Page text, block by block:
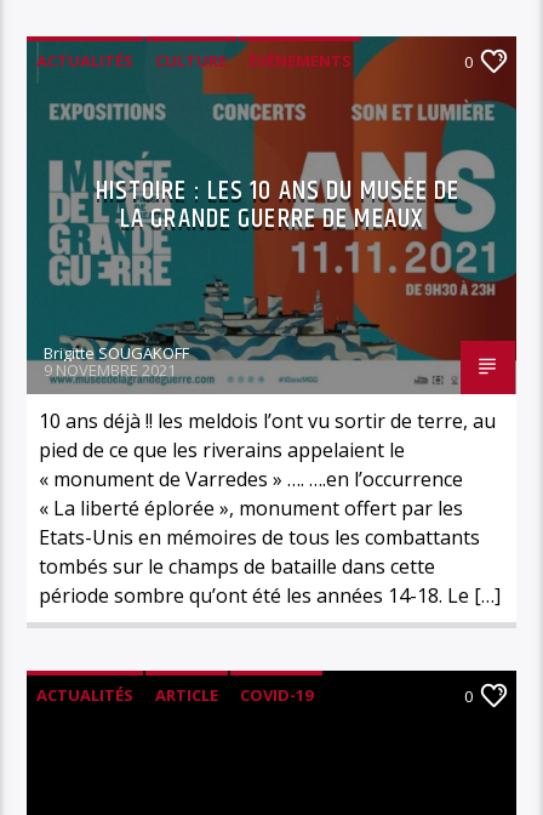
ACTUALITÉS CULTURE
ÉVÉNEMENTS
HISTOIRE
LOISIRS
MUSÉE DE LA GRANDE GUERRE
SPECTACLE,
0
HISTOIRE : LES 10 ANS DU MUSÉE DE
LA GRANDE GUERRE DE MEAUX
Brigitte SOUGAKOFF
9 NOVEMBRE 2021
10 ans déjà !! les meldois l’ont vu sortir de terre, au
pied de ce que les riverains appelaient le
« monument de Varredes » …. ….en l’occurrence
« La liberté éplorée », monument offert par les
Etats-Unis en mémoires de tous les combattants
tombés sur le champs de bataille dans cette
période sombre qu’ont été les années 14-18. Le […]
ACTUALITÉS ARTICLE
COVID-19
0